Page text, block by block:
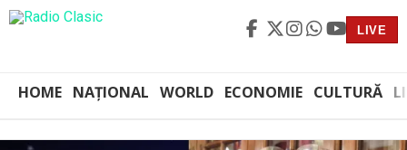
LIVE
HOME NAȚIONAL WORLD ECONOMIE CULTURĂ